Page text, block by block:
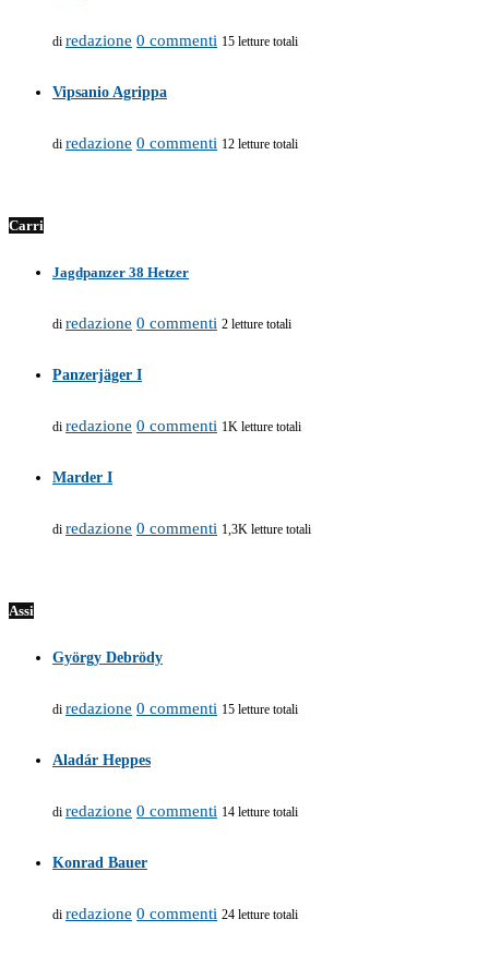
di redazione 0 commenti 15 letture totali
Vipsanio Agrippa
di redazione 0 commenti 12 letture totali
Carri
Jagdpanzer 38 Hetzer
di redazione 0 commenti 2 letture totali
Panzerjäger I
di redazione 0 commenti 1K letture totali
Marder I
di redazione 0 commenti 1,3K letture totali
Assi
György Debrödy
di redazione 0 commenti 15 letture totali
Aladár Heppes
di redazione 0 commenti 14 letture totali
Konrad Bauer
di redazione 0 commenti 24 letture totali